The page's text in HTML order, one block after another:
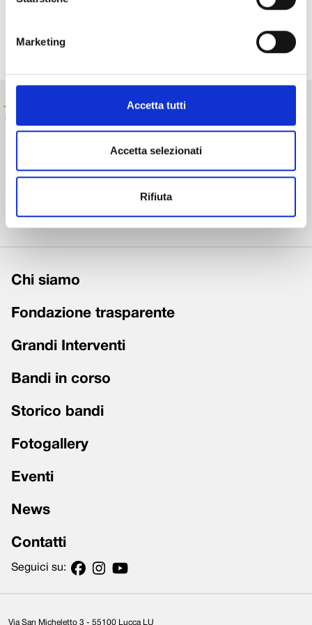
Marketing
Accetta tutti
Accetta selezionati
Rifiuta
Realizza, sostiene e dà vita a progetti strategici volti allo
Chi siamo
Fondazione trasparente
Grandi Interventi
Bandi in corso
Storico bandi
Fotogallery
Eventi
News
Contatti
Seguici su:
Via San Micheletto 3 - 55100 Lucca LU